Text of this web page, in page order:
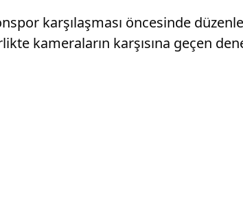
karşılaşması öncesinde
kameraların karşısına geçen